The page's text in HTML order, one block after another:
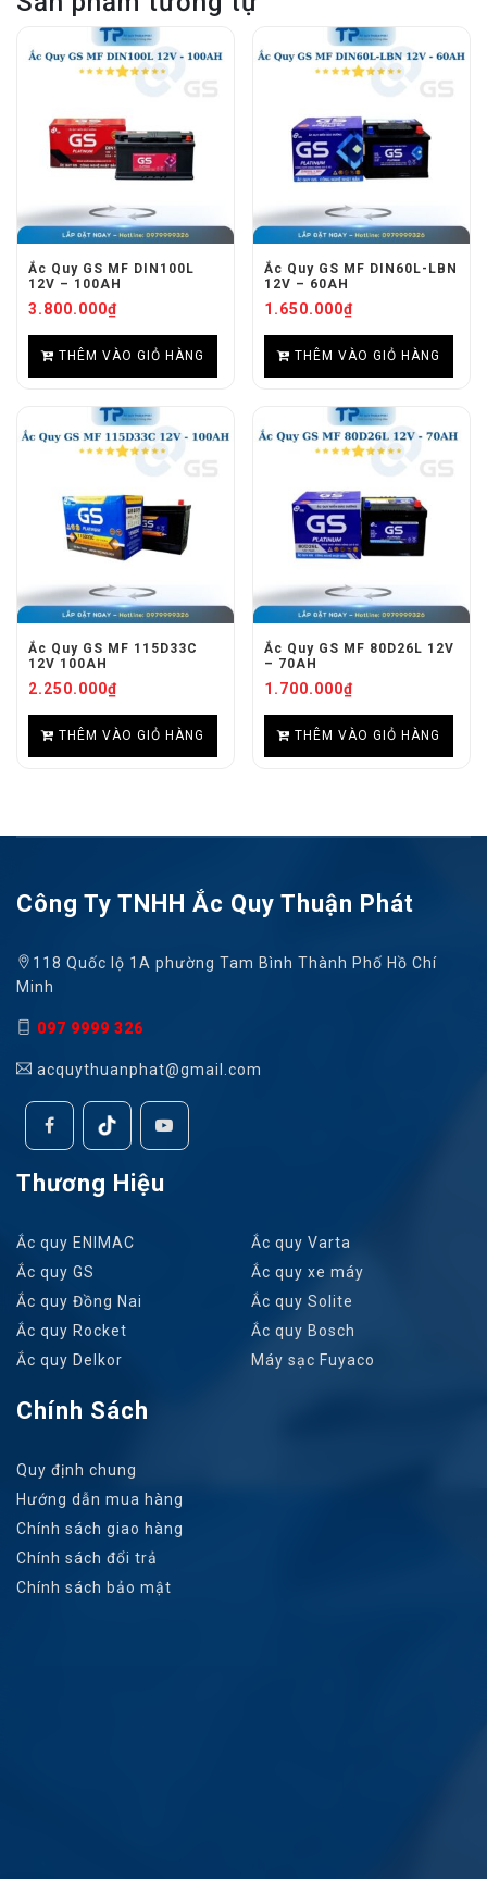
Ắc Quy GS MF DIN100L
12V – 100AH
3.800.000₫
THÊM VÀO GIỎ HÀNG
Ắc Quy GS MF DIN60L-LBN
12V – 60AH
1.650.000₫
THÊM VÀO GIỎ HÀNG
Ắc Quy GS MF 115D33C
12V 100AH
2.250.000₫
THÊM VÀO GIỎ HÀNG
Ắc Quy GS MF 80D26L 12V
– 70AH
1.700.000₫
THÊM VÀO GIỎ HÀNG
Công Ty TNHH Ắc Quy Thuận Phát
118 Quốc lộ 1A phường Tam Bình Thành Phố Hồ Chí
Minh
097 9999 326
acquythuanphat@gmail.com
Thương Hiệu
Ắc quy ENIMAC
Ắc quy GS
Ắc quy Đồng Nai
Ắc quy Rocket
Ắc quy Delkor
Ắc quy Varta
Ắc quy xe máy
Ắc quy Solite
Ắc quy Bosch
Máy sạc Fuyaco
Chính Sách
Quy định chung
Hướng dẫn mua hàng
Chính sách giao hàng
Chính sách đổi trả
Chính sách bảo mật